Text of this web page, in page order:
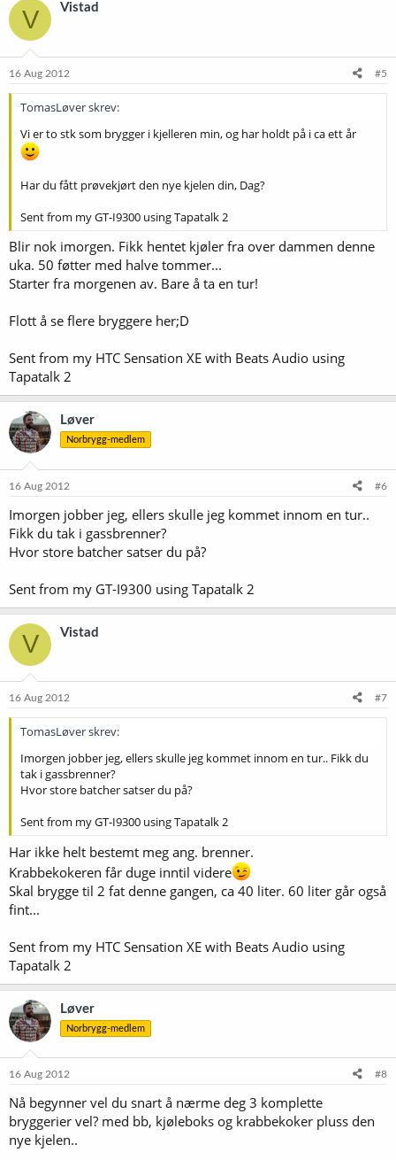
V Vistad
16 Aug 2012 #5
TomasLøver skrev:
Vi er to stk som brygger i kjelleren min, og har holdt på i ca ett år
Har du fått prøvekjørt den nye kjelen din, Dag?
Sent from my GT-I9300 using Tapatalk 2
Blir nok imorgen. Fikk hentet kjøler fra over dammen denne
uka. 50 føtter med halve tommer...
Starter fra morgenen av. Bare å ta en tur!
Flott å se flere bryggere her;D
Sent from my HTC Sensation XE with Beats Audio using
Tapatalk 2
Løver
Norbrygg-medlem
16 Aug 2012 #6
Imorgen jobber jeg, ellers skulle jeg kommet innom en tur..
Fikk du tak i gassbrenner?
Hvor store batcher satser du på?
Sent from my GT-I9300 using Tapatalk 2
V Vistad
16 Aug 2012 #7
TomasLøver skrev:
Imorgen jobber jeg, ellers skulle jeg kommet innom en tur.. Fikk du
tak i gassbrenner?
Hvor store batcher satser du på?
Sent from my GT-I9300 using Tapatalk 2
Har ikke helt bestemt meg ang. brenner.
Krabbekokeren får duge inntil videre
Skal brygge til 2 fat denne gangen, ca 40 liter. 60 liter går også
fint...
Sent from my HTC Sensation XE with Beats Audio using
Tapatalk 2
Løver
Norbrygg-medlem
16 Aug 2012 #8
Nå begynner vel du snart å nærme deg 3 komplette
bryggerier vel? med bb, kjøleboks og krabbekoker pluss den
nye kjelen..